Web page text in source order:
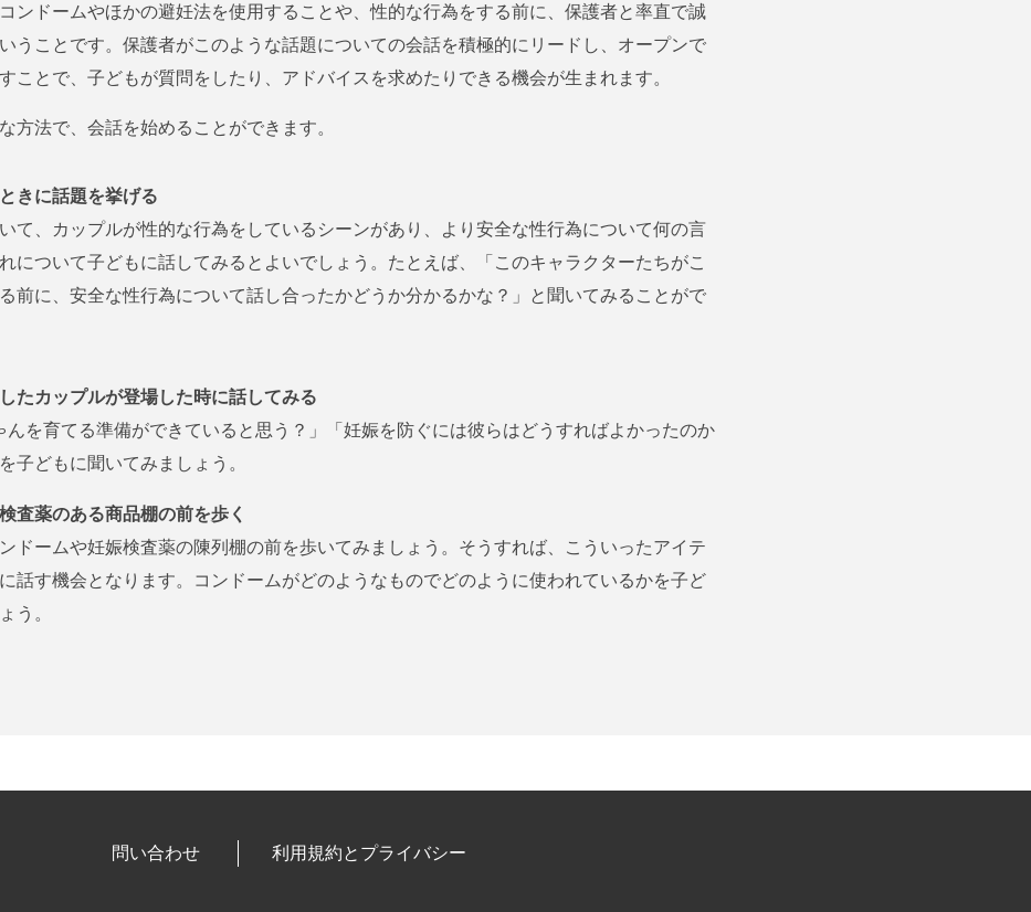
ンドームやほかの避妊法を使用することや、性的な行為をする前に、保護者と率直で誠
うことです。保護者がこのような話題についての会話を積極的にリードし、オープンで
ことで、子どもが質問をしたり、アドバイスを求めたりできる機会が生まれます。
方法で、会話を始めることができます。
きに話題を挙げる
て、カップルが性的な行為をしているシーンがあり、より安全な性行為について何の言
について子どもに話してみるとよいでしょう。たとえば、「このキャラクターたちがこ
前に、安全な性行為について話し合ったかどうか分かるかな？」と聞いてみることがで
たカップルが登場した時に話してみる
んを育てる準備ができていると思う？」「妊娠を防ぐには彼らはどうすればよかったのか
子どもに聞いてみましょう。
査薬のある商品棚の前を歩く
ドームや妊娠検査薬の陳列棚の前を歩いてみましょう。そうすれば、こういったアイテ
話す機会となります。コンドームがどのようなものでどのように使われているかを子ど
う。
問い合わせ 利用規約とプライバシー